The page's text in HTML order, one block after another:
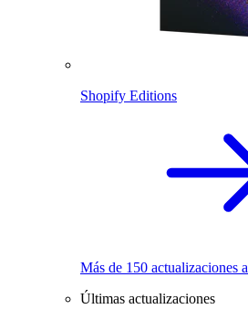
Shopify Editions
Más de 150 actualizaciones
Últimas actualizaciones